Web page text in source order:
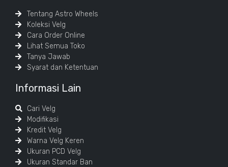
Tentang Astro Wheels
Koleksi Velg
Cara Order Online
Lihat Semua Toko
Tanya Jawab
Syarat dan Ketentuan
Informasi Lain
Cari Velg
Modifikasi
Kredit Velg
Warna Velg Keren
Ukuran PCD Velg
Ukuran Standar Ban